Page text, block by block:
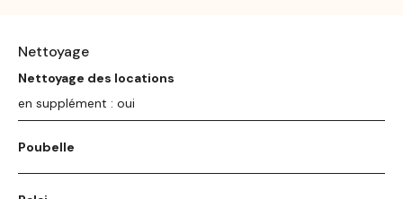
Nettoyage
Nettoyage des locations
en supplément : oui
Poubelle